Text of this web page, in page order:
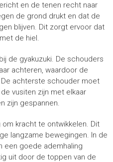
en de tenen recht naar
de grond drukt en dat de
blijven. Dit zorgt ervoor dat
de hiel.
de gyakuzuki. De schouders
achteren, waardoor de
achterste schouder moet
vusiten zijn met elkaar
zijn gespannen.
kracht te ontwikkelen. Dit
langzame bewegingen. In de
een goede ademhaling
uit door de toppen van de